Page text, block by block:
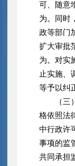
可、随意
为。同时
政等部门
扩大审批
为。对实
止实施、
等予以纠
（
格依照法
中行政许
事项的监
共同承担